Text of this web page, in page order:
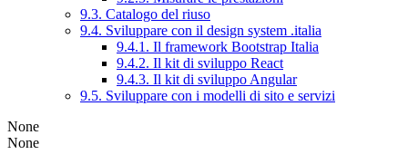
9.3. Catalogo del riuso
9.4. Sviluppare con il design system .italia
9.4.1. Il framework Bootstrap Italia
9.4.2. Il kit di sviluppo React
9.4.3. Il kit di sviluppo Angular
9.5. Sviluppare con i modelli di sito e servizi
None
None